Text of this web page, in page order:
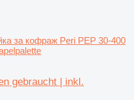
за кофраж Peri PEP 30-400
gebraucht | inkl.